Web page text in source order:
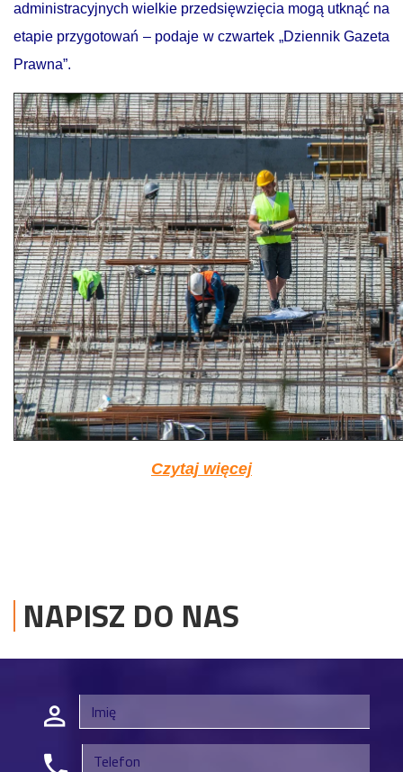
administracyjnych wielkie przedsięwzięcia mogą utknąć na
etapie przygotowań – podaje w czwartek „Dziennik Gazeta
Prawna”.
Czytaj więcej
NAPISZ DO NAS